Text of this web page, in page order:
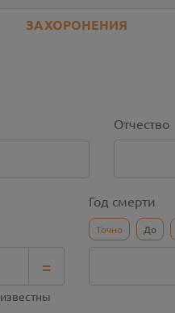
ЗАХОРОНЕНИЯ
Отчество
=
Год смерти
Точно До